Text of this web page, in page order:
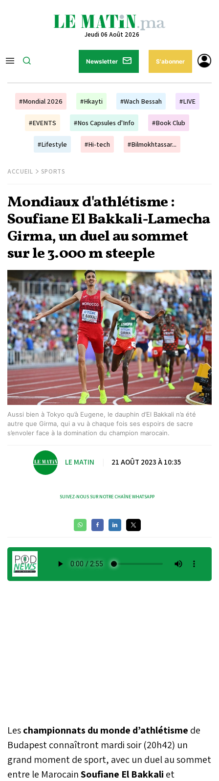
Jeudi 06 Août 2026
Newsletter S'abonner
#Mondial 2026 #Hkayti #Wach Bessah #LIVE
#EVENTS #Nos Capsules d'Info #Book Club
#Lifestyle #Hi-tech #Bilmokhtassar...
ACCUEIL SPORTS
Mondiaux d'athlétisme :
Soufiane El Bakkali-Lamecha
Girma, un duel au sommet
sur le 3.000 m steeple
Aussi bien à Tokyo qu’à Eugene, le dauphin d’El Bakkali n’a été
autre que Girma, qui a vu à chaque fois ses espoirs de sacre
s’envoler face à la domination du champion marocain.
LE MATIN 21 AOÛT 2023 À 10:35
SUIVEZ-NOUS SUR NOTRE CHAÎNE WHATSAPP
Leschampionnats du monde d’athlétisme de
Budapest connaîtront mardi soir (20h42) un
grand moment de sport, avec un duel au sommet
entre le MarocainSoufiane El Bakkali et